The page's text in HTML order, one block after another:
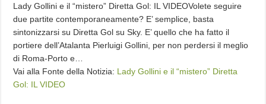
Lady Gollini e il “mistero” Diretta Gol: IL VIDEOVolete seguire
due partite contemporaneamente? E’ semplice, basta
sintonizzarsi su Diretta Gol su Sky. E’ quello che ha fatto il
portiere dell’Atalanta Pierluigi Gollini, per non perdersi il meglio
di Roma-Porto e…
Vai alla Fonte della Notizia: Lady Gollini e il “mistero” Diretta
Gol: IL VIDEO